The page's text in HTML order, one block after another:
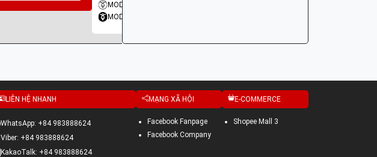
MODEL XE: LEAD
MODEL CODE: GFM
LIÊN HỆ NHANH
WhatsApp: +84 983888624
Viber: +84 983888624
KakaoTalk: +84 983888624
MẠNG XÃ HỘI
Facebook Fanpage
Facebook Company
E-COMMERCE
Shopee Mall 3